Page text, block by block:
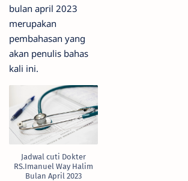
bulan april 2023
merupakan
pembahasan yang
akan penulis bahas
kali ini.
Jadwal cuti Dokter
RS.Imanuel Way Halim
Bulan April 2023